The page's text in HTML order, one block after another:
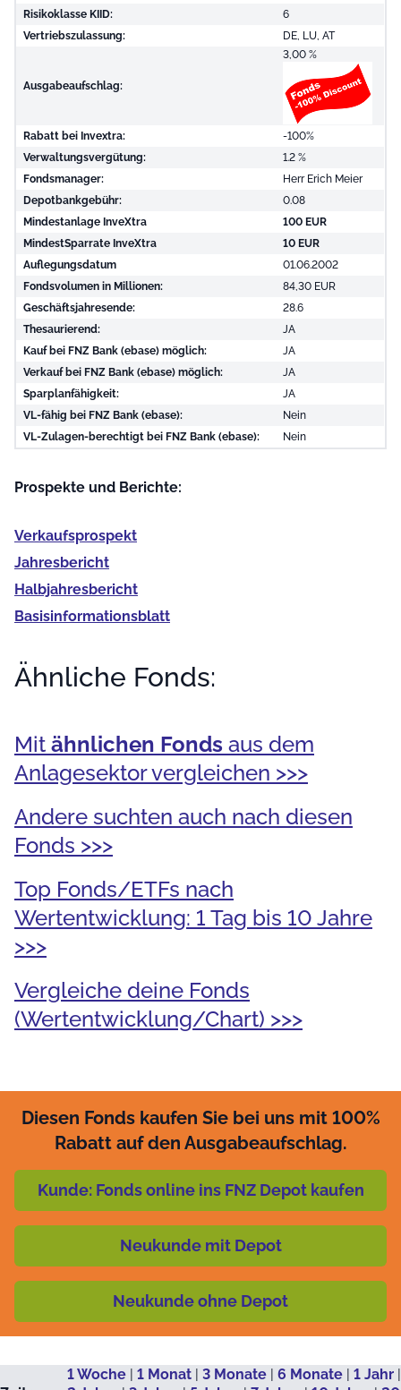
Risikoklasse KIID:
6
Vertriebszulassung:
DE, LU, AT
Ausgabeaufschlag:
3,00 %
Rabatt bei Invextra:
-100%
Verwaltungsvergütung:
1.2 %
Fondsmanager:
Herr Erich Meier
Depotbankgebühr:
0.08
Mindestanlage InveXtra
100 EUR
MindestSparrate InveXtra
10 EUR
Auflegungsdatum
01.06.2002
Fondsvolumen in Millionen:
84,30 EUR
Geschäftsjahresende:
28.6
Thesaurierend:
JA
Kauf bei FNZ Bank (ebase) möglich:
JA
Verkauf bei FNZ Bank (ebase) möglich:
JA
Sparplanfähigkeit:
JA
VL-fähig bei FNZ Bank (ebase):
Nein
VL-Zulagen-berechtigt bei FNZ Bank (ebase):
Nein
Prospekte und Berichte:
Verkaufs­prospekt
Jahres­bericht
Halb­jahres­bericht
Basis­informationsblatt
Ähnliche Fonds:
Mit ähnlichen Fonds aus dem
Anlagesektor vergleichen >>>
Andere suchten auch nach diesen
Fonds >>>
Top Fonds/ETFs nach
Wertentwicklung: 1 Tag bis 10 Jahre
>>>
Vergleiche deine Fonds
(Wertentwicklung/Chart) >>>
Diesen Fonds kaufen Sie bei uns mit 100%
Rabatt auf den Ausgabeaufschlag.
Kunde: Fonds online ins FNZ Depot kaufen
Neukunde mit Depot
Neukunde ohne Depot
1 Woche| 1 Monat| 3 Monate| 6 Monate| 1 Jahr|